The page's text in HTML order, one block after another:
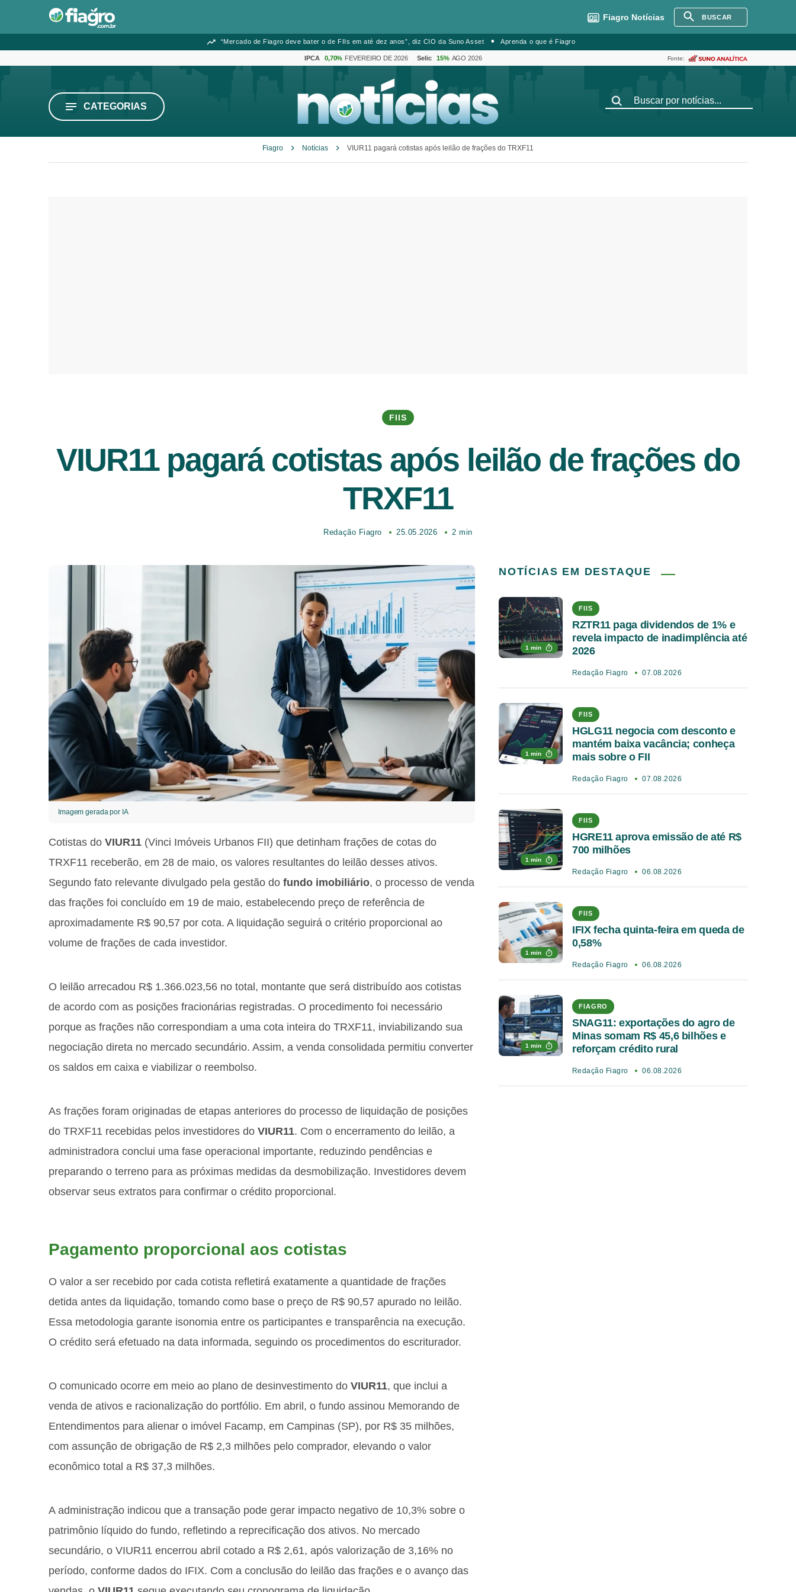
Fiagro Notícias BUSCAR
“Mercado de Fiagro deve bater o de FIIs em até dez anos”, diz CIO da Suno Asset Aprenda o que é Fiagro
IPCA 0,70% FEVEREIRO DE 2026 Selic 15% AGO 2026 Fonte:
CATEGORIAS
Fiagro Notícias VIUR11 pagará cotistas após leilão de frações do TRXF11
FIIS
VIUR11 pagará cotistas após leilão de frações do
TRXF11
Redação Fiagro 25.05.2026 2 min
Imagem gerada por IA
Cotistas do VIUR11 (Vinci Imóveis Urbanos FII) que detinham frações de cotas do
TRXF11 receberão, em 28 de maio, os valores resultantes do leilão desses ativos.
Segundo fato relevante divulgado pela gestão do fundo imobiliário, o processo de venda
das frações foi concluído em 19 de maio, estabelecendo preço de referência de
aproximadamente R$ 90,57 por cota. A liquidação seguirá o critério proporcional ao
volume de frações de cada investidor.
O leilão arrecadou R$ 1.366.023,56 no total, montante que será distribuído aos cotistas
de acordo com as posições fracionárias registradas. O procedimento foi necessário
porque as frações não correspondiam a uma cota inteira do TRXF11, inviabilizando sua
negociação direta no mercado secundário. Assim, a venda consolidada permitiu converter
os saldos em caixa e viabilizar o reembolso.
As frações foram originadas de etapas anteriores do processo de liquidação de posições
do TRXF11 recebidas pelos investidores do VIUR11. Com o encerramento do leilão, a
administradora conclui uma fase operacional importante, reduzindo pendências e
preparando o terreno para as próximas medidas da desmobilização. Investidores devem
observar seus extratos para confirmar o crédito proporcional.
Pagamento proporcional aos cotistas
O valor a ser recebido por cada cotista refletirá exatamente a quantidade de frações
detida antes da liquidação, tomando como base o preço de R$ 90,57 apurado no leilão.
Essa metodologia garante isonomia entre os participantes e transparência na execução.
O crédito será efetuado na data informada, seguindo os procedimentos do escriturador.
O comunicado ocorre em meio ao plano de desinvestimento do VIUR11, que inclui a
venda de ativos e racionalização do portfólio. Em abril, o fundo assinou Memorando de
Entendimentos para alienar o imóvel Facamp, em Campinas (SP), por R$ 35 milhões,
com assunção de obrigação de R$ 2,3 milhões pelo comprador, elevando o valor
econômico total a R$ 37,3 milhões.
A administração indicou que a transação pode gerar impacto negativo de 10,3% sobre o
patrimônio líquido do fundo, refletindo a reprecificação dos ativos. No mercado
secundário, o VIUR11 encerrou abril cotado a R$ 2,61, após valorização de 3,16% no
período, conforme dados do IFIX. Com a conclusão do leilão das frações e o avanço das
NOTÍCIAS EM DESTAQUE
1 min
FIIS
RZTR11 paga dividendos de 1% e
revela impacto de inadimplência até
2026
Redação Fiagro 07.08.2026
1 min
FIIS
HGLG11 negocia com desconto e
mantém baixa vacância; conheça
mais sobre o FII
Redação Fiagro 07.08.2026
1 min
FIIS
HGRE11 aprova emissão de até R$
700 milhões
Redação Fiagro 06.08.2026
1 min
FIIS
IFIX fecha quinta-feira em queda de
0,58%
Redação Fiagro 06.08.2026
1 min
FIAGRO
SNAG11: exportações do agro de
Minas somam R$ 45,6 bilhões e
reforçam crédito rural
Redação Fiagro 06.08.2026